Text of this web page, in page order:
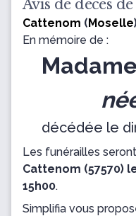
Avis de décès
Cattenom (Moselle
En mémoire de :
décédée le
Les funérailles
Cattenom (57570)
15h00.
Simplifia vous